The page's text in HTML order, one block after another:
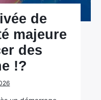
de
majeure
des
!?